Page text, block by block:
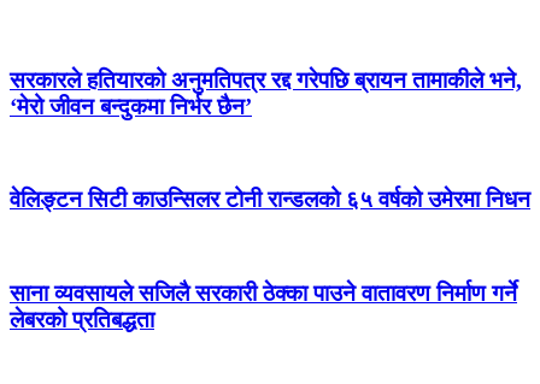
सरकारले हतियारको अनुमतिपत्र रद्द गरेपछि ब्रायन तामाकीले भने,
‘मेरो जीवन बन्दुकमा निर्भर छैन’
वेलिङ्टन सिटी काउन्सिलर टोनी रान्डलको ६५ वर्षको उमेरमा निधन
साना व्यवसायले सजिलै सरकारी ठेक्का पाउने वातावरण निर्माण गर्ने
लेबरको प्रतिबद्धता